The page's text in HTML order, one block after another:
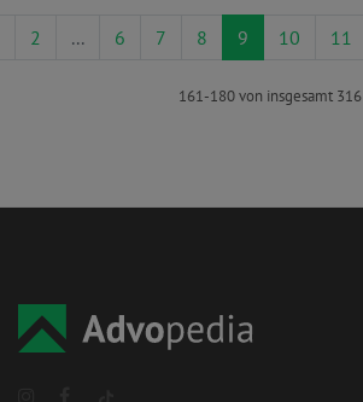
2 ... 6 7 8 9 10 11
161-180 von insgesamt 316